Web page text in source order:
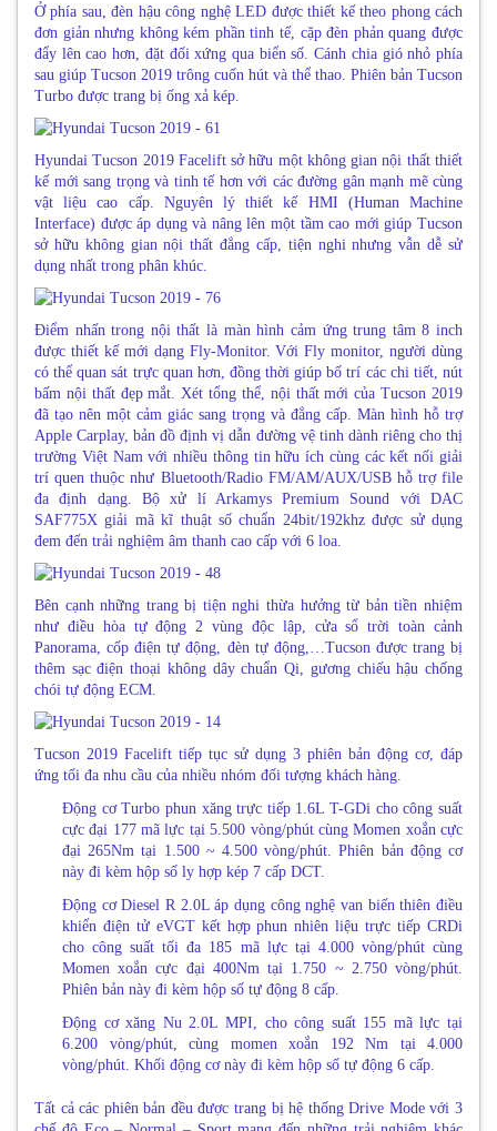
Ở phía sau, đèn hậu công nghệ LED được thiết kế theo phong cách
đơn giản nhưng không kém phần tinh tế, cặp đèn phản quang được
đẩy lên cao hơn, đặt đối xứng qua biển số. Cánh chia gió nhỏ phía
sau giúp Tucson 2019 trông cuốn hút và thể thao. Phiên bản Tucson
Turbo được trang bị ống xả kép.
Hyundai Tucson 2019 Facelift sở hữu một không gian nội thất thiết
kế mới sang trọng và tinh tế hơn với các đường gân mạnh mẽ cùng
vật liệu cao cấp. Nguyên lý thiết kế HMI (Human Machine
Interface) được áp dụng và nâng lên một tầm cao mới giúp Tucson
sở hữu không gian nội thất đẳng cấp, tiện nghi nhưng vẫn dễ sử
dụng nhất trong phân khúc.
Điểm nhấn trong nội thất là màn hình cảm ứng trung tâm 8 inch
được thiết kế mới dạng Fly-Monitor. Với Fly monitor, người dùng
có thể quan sát trực quan hơn, đồng thời giúp bố trí các chi tiết, nút
bấm nội thất đẹp mắt. Xét tổng thể, nội thất mới của Tucson 2019
đã tạo nên một cảm giác sang trọng và đẳng cấp. Màn hình hỗ trợ
Apple Carplay, bản đồ định vị dẫn đường vệ tinh dành riêng cho thị
trường Việt Nam với nhiều thông tin hữu ích cùng các kết nối giải
trí quen thuộc như Bluetooth/Radio FM/AM/AUX/USB hỗ trợ file
đa định dạng. Bộ xử lí Arkamys Premium Sound với DAC
SAF775X giải mã kĩ thuật số chuẩn 24bit/192khz được sử dụng
đem đến trải nghiệm âm thanh cao cấp với 6 loa.
Bên cạnh những trang bị tiện nghi thừa hưởng từ bản tiền nhiệm
như điều hòa tự động 2 vùng độc lập, cửa sổ trời toàn cảnh
Panorama, cốp điện tự động, đèn tự động,…Tucson được trang bị
thêm sạc điện thoại không dây chuẩn Qi, gương chiếu hậu chống
chói tự động ECM.
Tucson 2019 Facelift tiếp tục sử dụng 3 phiên bản động cơ, đáp
ứng tối đa nhu cầu của nhiều nhóm đối tượng khách hàng.
Động cơ Turbo phun xăng trực tiếp 1.6L T-GDi cho công suất
cực đại 177 mã lực tại 5.500 vòng/phút cùng Momen xoắn cực
đại 265Nm tại 1.500 ~ 4.500 vòng/phút. Phiên bản động cơ
này đi kèm hộp số ly hợp kép 7 cấp DCT.
Động cơ Diesel R 2.0L áp dụng công nghệ van biến thiên điều
khiển điện tử eVGT kết hợp phun nhiên liệu trực tiếp CRDi
cho công suất tối đa 185 mã lực tại 4.000 vòng/phút cùng
Momen xoắn cực đại 400Nm tại 1.750 ~ 2.750 vòng/phút.
Phiên bản này đi kèm hộp số tự động 8 cấp.
Động cơ xăng Nu 2.0L MPI, cho công suất 155 mã lực tại
6.200 vòng/phút, cùng momen xoắn 192 Nm tại 4.000
vòng/phút. Khối động cơ này đi kèm hộp số tự động 6 cấp.
Tất cả các phiên bản đều được trang bị hệ thống Drive Mode với 3